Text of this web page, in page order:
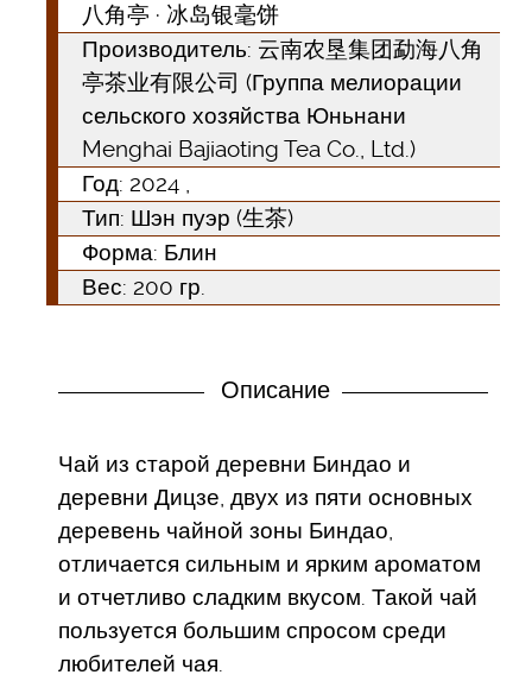
八角亭 · 冰岛银毫饼
Производитель: 云南农垦集团勐海八角
亭茶业有限公司 (Группа мелиорации
сельского хозяйства Юньнани
Menghai Bajiaoting Tea Co., Ltd.)
Год: 2024 ,
Тип: Шэн пуэр (生茶)
Форма: Блин
Вес: 200 гр.
Описание
Чай из старой деревни Биндао и
деревни Дицзе, двух из пяти основных
деревень чайной зоны Биндао,
отличается сильным и ярким ароматом
и отчетливо сладким вкусом. Такой чай
пользуется большим спросом среди
любителей чая.